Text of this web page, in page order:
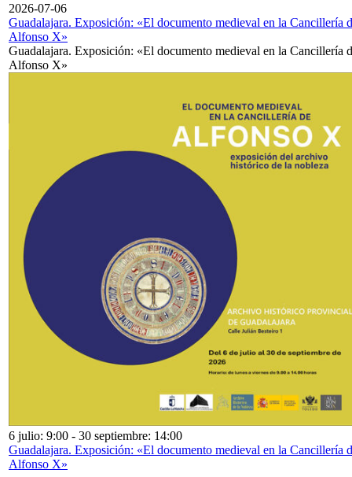
2026-07-06
Guadalajara. Exposición: «El documento medieval en la Cancillería
Alfonso X»
Guadalajara. Exposición: «El documento medieval en la Cancillería
Alfonso X»
6 julio: 9:00 - 30 septiembre: 14:00
Guadalajara. Exposición: «El documento medieval en la Cancillería
Alfonso X»